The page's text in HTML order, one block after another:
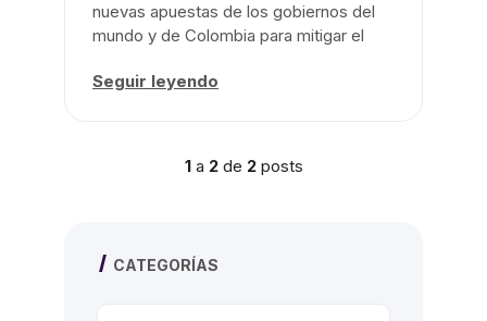
nuevas apuestas de los gobiernos del
mundo y de Colombia para mitigar el
Seguir leyendo
1a 2de 2posts
CATEGORÍAS